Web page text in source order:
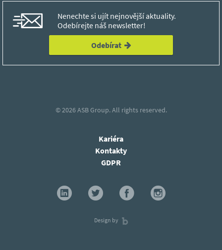
Nenechte si ujít nejnovější aktuality.
Odebírejte náš newsletter!
Odebírat
© 2026ASB Group.All rights reserved.
Kariéra
Kontakty
GDPR
Design by